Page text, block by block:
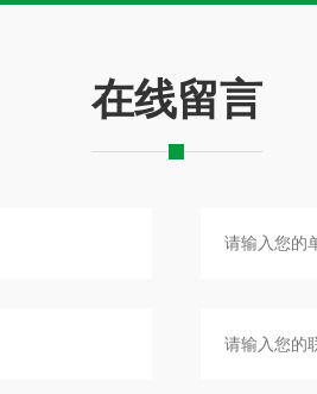
在线留言